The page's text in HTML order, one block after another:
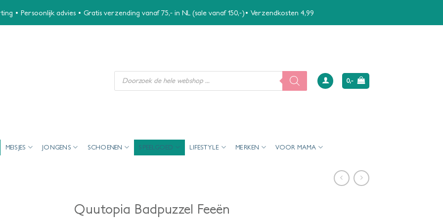
• Persoonlijk advies • Gratis verzending vanaf 75,- in NL (sale vanaf 150,-)• Verzendkosten 4,99
Producten
zoeken
0,-
MEISJES JONGENS SCHOENEN SPEELGOED LIFESTYLE MERKEN VOOR MAMA
Quutopia Badpuzzel Feeën